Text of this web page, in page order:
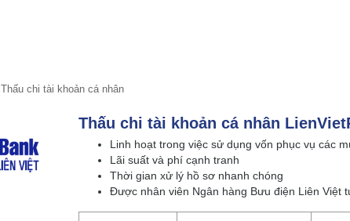
Thấu chi tài khoản cá nhân
Thấu chi tài khoản cá nhân
Linh hoạt trong việc sử dụng vốn phục vụ các
Lãi suất và phí cạnh tranh
Thời gian xử lý hồ sơ nhanh chóng
Được nhân viên Ngân hàng Bưu điện Liên Việt